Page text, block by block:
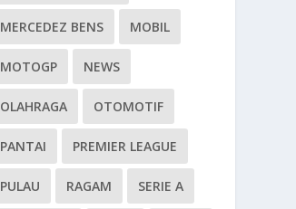
MERCEDEZ BENS MOBIL
MOTOGP NEWS
OLAHRAGA OTOMOTIF
PANTAI PREMIER LEAGUE
PULAU RAGAM SERIE A